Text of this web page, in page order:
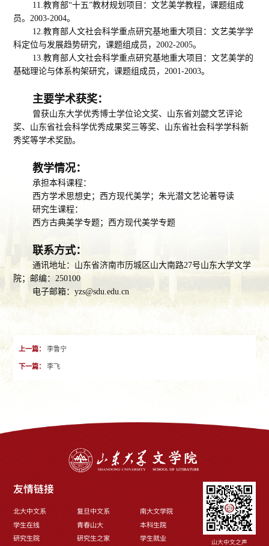
11.教育部“十五”教材规划项目：文艺美学教程，课题组成
员。2003-2004。
12.教育部人文社会科学重点研究基地重大项目：文艺美学学
科定位与发展趋势研究，课题组成员 ，2002-2005。
13.教育部人文社会科学重点研究基地重大项目：文艺美学的
基础理论与体系构架研究，课题组成员 ，2001-2003。
主要学术获奖：
曾获山东大学优秀博士学位论文奖、山东省刘勰文艺评论
奖、山东省社会科学优秀成果奖三等奖、山东省社会科学学科新
秀奖等学术奖励。
教学情况：
承担本科课程：
西方学术思想史 ； 西方现代美学；朱光潜文艺论著导读
研究生课程：
西方古典美学专题；西方现代美学专题
联系方式：
通讯地址：山东省济南市历城区山大南路27号山东大学文学
院；邮编：250100
电子邮箱：yzs@sdu.edu.cn
上一篇： 李鲁宁
下一篇： 李飞
友情链接
北大中文系 复旦中文系
南大文学院
学生在线
青春山大
本科生院
研究生院
研究生之家 学生就业 山大中文之声